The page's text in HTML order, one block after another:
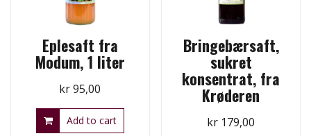
Eplesaft fra
Modum, 1 liter
kr95,00
Add to cart
Bringebærsaft,
sukret
konsentrat, fra
Krøderen
kr 179,00